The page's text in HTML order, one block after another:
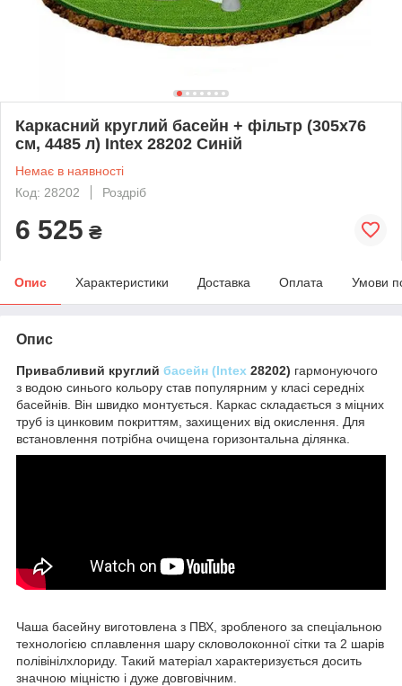
Каркасний круглий басейн + фільтр (305x76
см, 4485 л) Intex 28202 Синій
Немає в наявності
Код: 28202
Роздріб
6 525 ₴
Опис Характеристики Доставка Оплата Умови
Опис
Привабливий круглий басейн (Intex 28202) гармонуючого
з водою синього кольору став популярним у класі середніх
басейнів. Він швидко монтується. Каркас складається з міцних
труб із цинковим покриттям, захищених від окислення. Для
встановлення потрібна очищена горизонтальна ділянка.
Чаша басейну виготовлена з ПВХ, зробленого за спеціальною
технологією сплавлення шару скловолоконної сітки та 2 шарів
полівінілхлориду. Такий матеріал характеризується досить
значною міцністю і дуже довговічним.